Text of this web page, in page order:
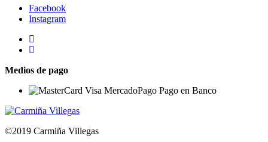
Facebook
Instagram
Medios de pago
©2019 Carmiña Villegas